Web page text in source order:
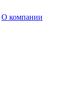
О компании